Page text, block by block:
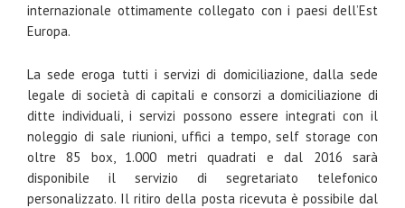
internazionale ottimamente collegato con i paesi dell’Est
Europa.
La sede eroga tutti i servizi di domiciliazione, dalla sede
legale di società di capitali e consorzi a domiciliazione di
ditte individuali, i servizi possono essere integrati con il
noleggio di sale riunioni, uffici a tempo, self storage con
oltre 85 box, 1.000 metri quadrati e dal 2016 sarà
disponibile il servizio di segretariato telefonico
personalizzato. Il ritiro della posta ricevuta è possibile dal